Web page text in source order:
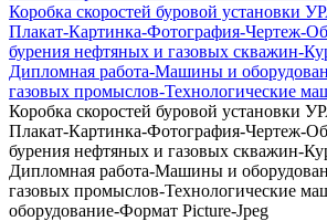
Коробка скоростей буровой
Плакат-Картинка-Фотография-Чертеж-
бурения нефтяных и газовых скважин-
Дипломная работа-Машины и
газовых промыслов-Технологические
Коробка скоростей буровой
Плакат-Картинка-Фотография-Чертеж-
бурения нефтяных и газовых скважин-
Дипломная работа-Машины и
газовых промыслов-Технологические
оборудование-Формат Picture-Jpeg